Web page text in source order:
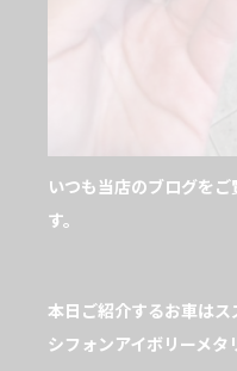
いつも当店のブログを
す。
本日ご紹介するお車は
シフォンアイボリーメタ